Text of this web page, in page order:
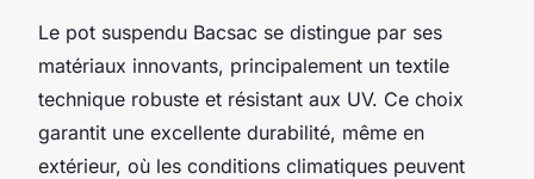
Le pot suspendu Bacsac se distingue par ses
matériaux innovants, principalement un textile
technique robuste et résistant aux UV. Ce choix
garantit une excellente durabilité, même en
extérieur, où les conditions climatiques peuvent